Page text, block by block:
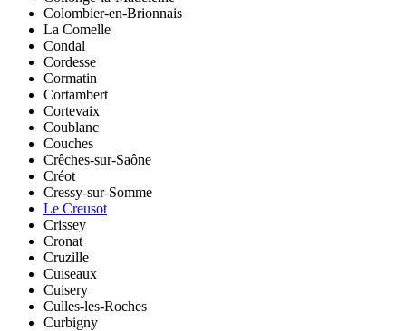
Colombier-en-Brionnais
La Comelle
Condal
Cordesse
Cormatin
Cortambert
Cortevaix
Coublanc
Couches
Crêches-sur-Saône
Créot
Cressy-sur-Somme
Le Creusot
Crissey
Cronat
Cruzille
Cuiseaux
Cuisery
Culles-les-Roches
Curbigny